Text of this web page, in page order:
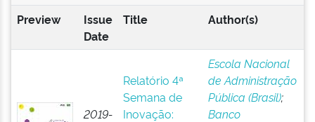
Preview
Issue
Date
Title Author(s)
2019-
Relatório 4ª
Semana de
Inovação:
Escola Nacional
de Administração
Pública (Brasil);
Banco